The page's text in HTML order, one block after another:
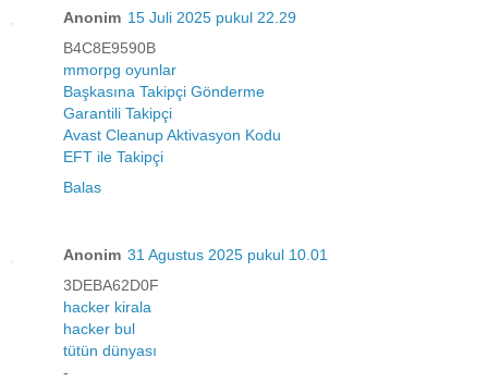
Anonim 15 Juli 2025 pukul 22.29
B4C8E9590B
mmorpg oyunlar
Başkasına Takipçi Gönderme
Garantili Takipçi
Avast Cleanup Aktivasyon Kodu
EFT ile Takipçi
Balas
Anonim 31 Agustus 2025 pukul 10.01
3DEBA62D0F
hacker kirala
hacker bul
tütün dünyası
-